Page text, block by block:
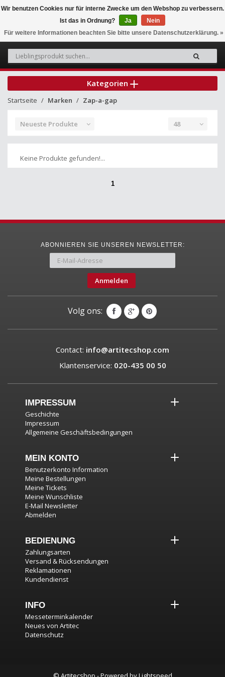
0
Kategorien
Startseite Marken Zap-a-gap
Neueste Produkte 48
Keine Produkte gefunden!...
1
ABONNIEREN SIE UNSEREN NEWSLETTER:
Anmelden
Volg ons:
Contact: info@artitecshop.com
Klantenservice: 020-435 00 50
IMPRESSUM
Geschichte
Impressum
Allgemeine Geschäftsbedingungen
MEIN KONTO
Benutzerkonto Information
Meine Bestellungen
Meine Tickets
Meine Wunschliste
E-Mail Newsletter
Abmelden
BEDIENUNG
Zahlungsarten
Versand & Rücksendungen
Reklamationen
Kundendienst
INFO
Messeterminkalender
Neues von Artitec
Datenschutz
Wir benutzen Cookies nur für interne Zwecke um den Webshop zu verbessern.
Ist das in Ordnung?
Ja
Nein
Für weitere Informationen beachten Sie bitte unsere Datenschutzerklärung. »